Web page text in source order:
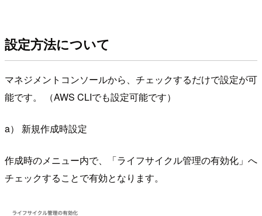
設定方法について
マネジメントコンソールから、チェックするだけで設定が可
能です。 （AWS CLIでも設定可能です）
a） 新規作成時設定
作成時のメニュー内で、「ライフサイクル管理の有効化」へ
チェックすることで有効となります。